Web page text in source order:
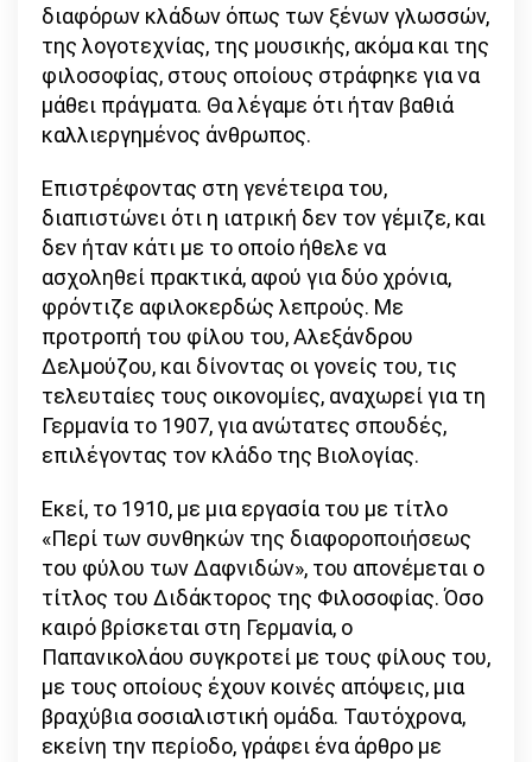
διαφόρων κλάδων όπως των ξένων γλωσσών,
της λογοτεχνίας, της μουσικής, ακόμα και της
φιλοσοφίας, στους οποίους στράφηκε για να
μάθει πράγματα. Θα λέγαμε ότι ήταν βαθιά
καλλιεργημένος άνθρωπος.
Επιστρέφοντας στη γενέτειρα του,
διαπιστώνει ότι η ιατρική δεν τον γέμιζε, και
δεν ήταν κάτι με το οποίο ήθελε να
ασχοληθεί πρακτικά, αφού για δύο χρόνια,
φρόντιζε αφιλοκερδώς λεπρούς. Με
προτροπή του φίλου του, Αλεξάνδρου
Δελμούζου, και δίνοντας οι γονείς του, τις
τελευταίες τους οικονομίες, αναχωρεί για τη
Γερμανία το 1907, για ανώτατες σπουδές,
επιλέγοντας τον κλάδο της Βιολογίας.
Εκεί, το 1910, με μια εργασία του με τίτλο
«Περί των συνθηκών της διαφοροποιήσεως
του φύλου των Δαφνιδών», του απονέμεται ο
τίτλος του Διδάκτορος της Φιλοσοφίας. Όσο
καιρό βρίσκεται στη Γερμανία, ο
Παπανικολάου συγκροτεί με τους φίλους του,
με τους οποίους έχουν κοινές απόψεις, μια
βραχύβια σοσιαλιστική ομάδα. Ταυτόχρονα,
εκείνη την περίοδο, γράφει ένα άρθρο με